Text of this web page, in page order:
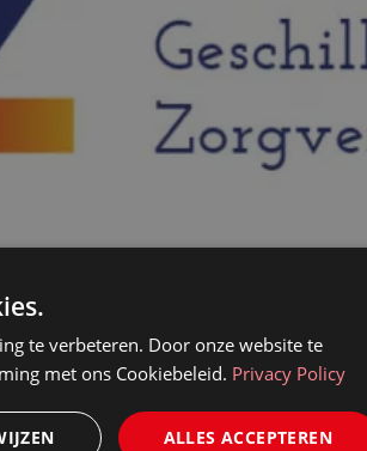
te verbeteren. Door onze website te
met ons Cookiebeleid. Privacy Policy
ALLES ACCEPTEREN